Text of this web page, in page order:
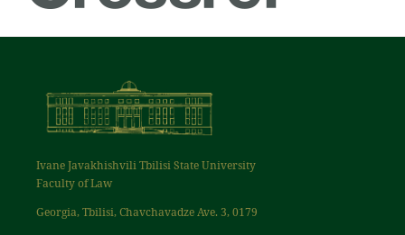
Ivane Javakhishvili Tbilisi State University
Faculty of Law
Georgia, Tbilisi, Chavchavadze Ave. 3, 0179